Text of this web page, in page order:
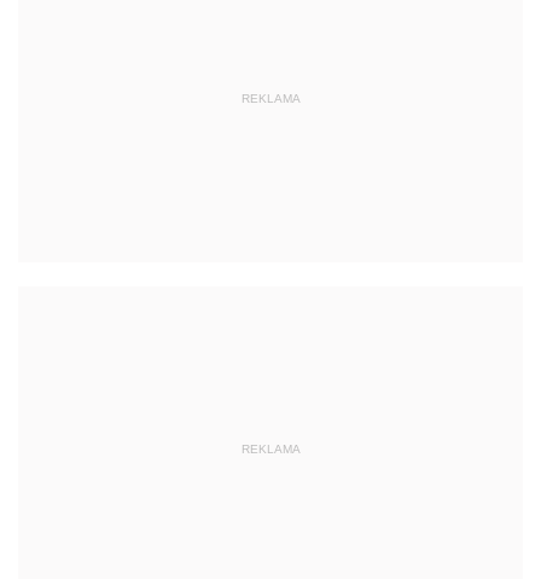
REKLAMA
REKLAMA